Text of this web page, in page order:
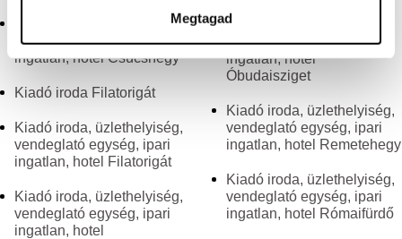
Sütinyilatkozathoz való hozzájárulását.
szabásához, közösségi funkciók biztosításához,
valamint weboldalforgalmunk elemzéséhez. Ezenkívül
közösségi média-, hirdető- és elemező partnereinkkel
megosztjuk az Ön weboldalhasználatra vonatkozó
adatait, akik kombinálhatják az adatokat más olyan
adatokkal, amelyeket Ön adott meg számukra vagy az
Ön által használt más szolgáltatásokból gyűjtöttek.
Megtagad
Kiadó iroda, üzlethelyiség,
vendeglató egység, ipari
ingatlan, hotel Csúcshegy
Kiadó iroda Filatorigát
Kiadó iroda, üzlethelyiség,
vendeglató egység, ipari
ingatlan, hotel Filatorigát
Kiadó iroda, üzlethelyiség,
vendeglató egység, ipari
ingatlan, hotel
Kiadó iroda, üzlethelyiség,
vendeglató egység, ipari
ingatlan, hotel
Óbudaisziget
Kiadó iroda, üzlethelyiség,
vendeglató egység, ipari
ingatlan, hotel Remetehegy
Kiadó iroda, üzlethelyiség,
vendeglató egység, ipari
ingatlan, hotel Rómaifürdő